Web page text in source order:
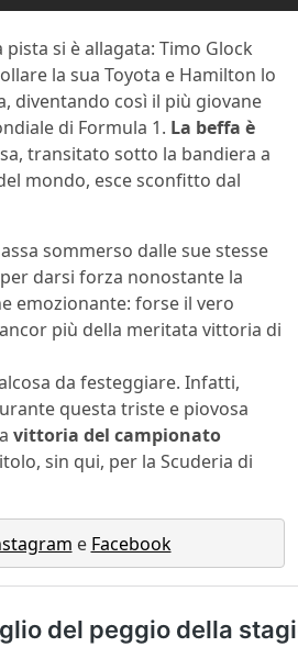
si è allagata: Timo Glock
la sua Toyota e Hamilton lo
diventando così il più giovane
di Formula 1. La beffa è
transitato sotto la bandiera a
mondo, esce sconfitto dal
sommerso dalle sue stesse
darsi forza nonostante la
emozionante: forse il vero
più della meritata vittoria di
da festeggiare. Infatti,
questa triste e piovosa
vittoria del campionato
sin qui, per la Scuderia di
e Facebook